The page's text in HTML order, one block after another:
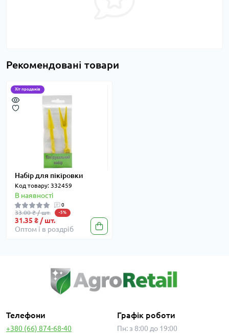
Рекомендовані товари
Хіт продажів
Набір для пікіровки
Код товару: 332459
В наявності
0
33.00 ₴ / шт. -5%
31.35 ₴ / шт.
Оптом і в роздріб
Телефони
+380 (66) 874-68-40
Графік роботи
Пн: з 8:00 до 19:00